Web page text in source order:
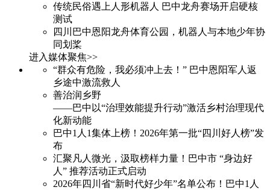
传统民俗遇上人形机器人 巴中龙舟赛场开启硬核
测试
四川巴中恩阳龙舟体育公园，机器人与本地少年协
同划桨
进入媒体聚焦>>
“群众有危险，我必须冲上去！” 巴中恩阳军人返
乡途中激流救人
善治润乡野
——巴中以“治理效能提升行动”激活乡村治理现代
化新动能
巴中1人1集体上榜！2026年第一批“四川好人榜”发
布
汇聚凡人微光，汲取榜样力量！巴中市 “身边好
人” 推荐活动正式启动
2026年四川省“新时代好少年”名单公布！巴中1人